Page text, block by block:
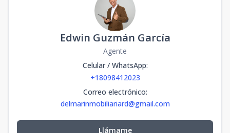
Edwin Guzmán García
Agente
Celular / WhatsApp:
+18098412023
Correo electrónico:
delmarinmobiliariard@gmail.com
Llámame